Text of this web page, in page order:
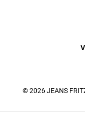
© 2026 JEANS